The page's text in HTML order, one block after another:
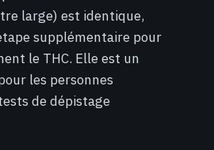
large) est identique,
supplémentaire pour
le THC. Elle est un
les personnes
de dépistage